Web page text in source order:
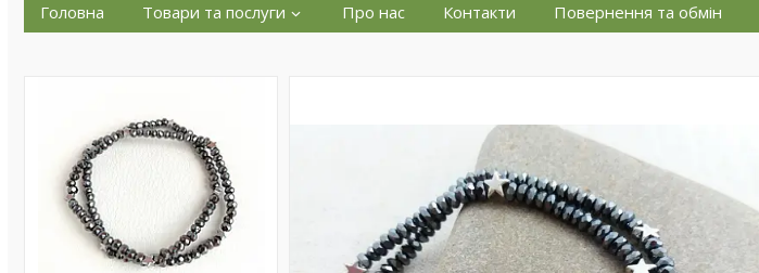
Головна Товари та послуги Про нас Контакти Повернення та обмін